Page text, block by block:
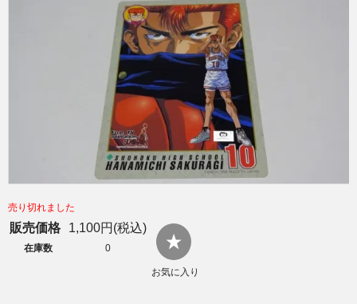
売り切れました
販売価格 1,100円(税込)
在庫数 0
お気に入り